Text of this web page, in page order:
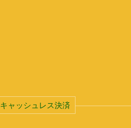
キャッシュレス決済